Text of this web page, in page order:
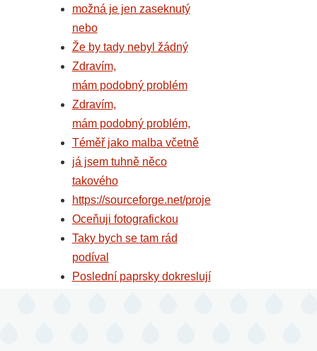
možná je jen zaseknutý
nebo
Že by tady nebyl žádný
Zdravím,
mám podobný problém
Zdravím,
mám podobný problém,
Téměř jako malba včetně
já jsem tuhně něco
takového
https://sourceforge.net/proje
Oceňuji fotografickou
Taky bych se tam rád
podíval
Poslední paprsky dokreslují